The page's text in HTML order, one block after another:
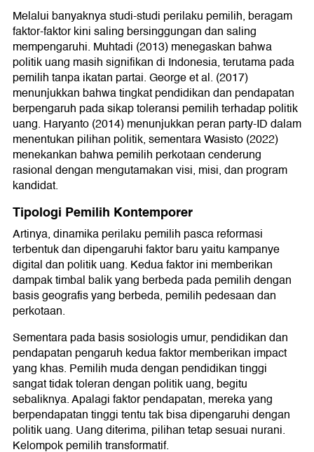
Melalui banyaknya studi-studi perilaku pemilih, beragam
faktor-faktor kini saling bersinggungan dan saling
mempengaruhi. Muhtadi (2013) menegaskan bahwa
politik uang masih signifikan di Indonesia, terutama pada
pemilih tanpa ikatan partai. George et al. (2017)
menunjukkan bahwa tingkat pendidikan dan pendapatan
berpengaruh pada sikap toleransi pemilih terhadap politik
uang. Haryanto (2014) menunjukkan peran party-ID dalam
menentukan pilihan politik, sementara Wasisto (2022)
menekankan bahwa pemilih perkotaan cenderung
rasional dengan mengutamakan visi, misi, dan program
kandidat.
Tipologi Pemilih Kontemporer
Artinya, dinamika perilaku pemilih pasca reformasi
terbentuk dan dipengaruhi faktor baru yaitu kampanye
digital dan politik uang. Kedua faktor ini memberikan
dampak timbal balik yang berbeda pada pemilih dengan
basis geografis yang berbeda, pemilih pedesaan dan
perkotaan.
Sementara pada basis sosiologis umur, pendidikan dan
pendapatan pengaruh kedua faktor memberikan impact
yang khas. Pemilih muda dengan pendidikan tinggi
sangat tidak toleran dengan politik uang, begitu
sebaliknya. Apalagi faktor pendapatan, mereka yang
berpendapatan tinggi tentu tak bisa dipengaruhi dengan
politik uang. Uang diterima, pilihan tetap sesuai nurani.
Kelompok pemilih transformatif.